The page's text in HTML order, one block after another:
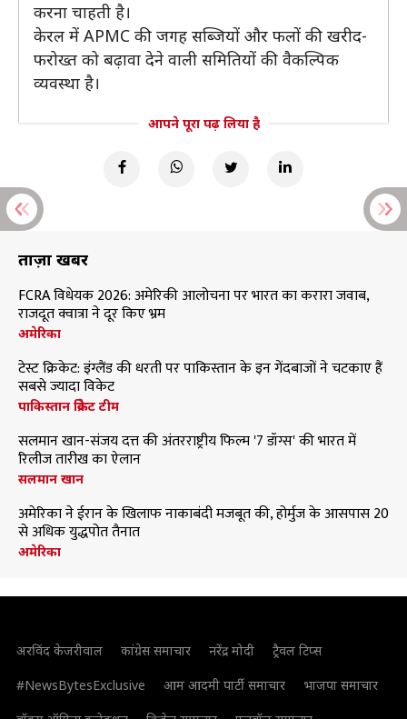
करना चाहती है।
केरल में APMC की जगह सब्जियों और फलों की खरीद-
फरोख्त को बढ़ावा देने वाली समितियों की वैकल्पिक
व्यवस्था है।
आपने पूरा पढ़ लिया है
ताज़ा खबरें
FCRA विधेयक 2026: अमेरिकी आलोचना पर भारत का करारा जवाब,
राजदूत क्वात्रा ने दूर किए भ्रम
अमेरिका
टेस्ट क्रिकेट: इंग्लैंड की धरती पर पाकिस्तान के इन गेंदबाजों ने चटकाए हैं
सबसे ज्यादा विकेट
पाकिस्तान क्रिकेट टीम
सलमान खान-संजय दत्त की अंतरराष्ट्रीय फिल्म '7 डॉग्स' की भारत में
रिलीज तारीख का ऐलान
सलमान खान
अमेरिका ने ईरान के खिलाफ नाकाबंदी मजबूत की, होर्मुज के आसपास 20
से अधिक युद्धपोत तैनात
अमेरिका
अरविंद केजरीवाल कांग्रेस समाचार नरेंद्र मोदी
ट्रैवल टिप्स
#NewsBytesExclusive
आम आदमी पार्टी समाचार
भाजपा समाचार